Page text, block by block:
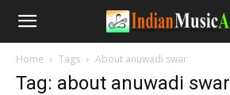
Home Tags About anuwadi swar
Tag: about anuwadi swar